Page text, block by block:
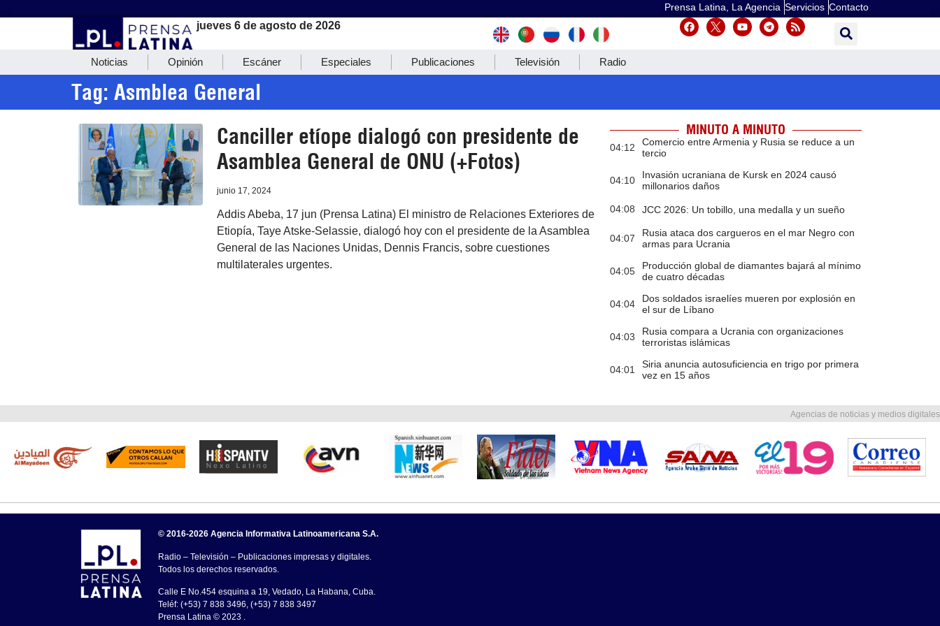
Prensa Latina, La Agencia Servicios Contacto
jueves 6 de agosto de 2026
Noticias Opinión Escáner Especiales Publicaciones Televisión Radio
Tag: Asmblea General
Canciller etíope dialogó con presidente de
Asamblea General de ONU (+Fotos)
junio 17, 2024
Addis Abeba, 17 jun (Prensa Latina) El ministro de Relaciones Exteriores de
Etiopía, Taye Atske-Selassie, dialogó hoy con el presidente de la Asamblea
General de las Naciones Unidas, Dennis Francis, sobre cuestiones
multilaterales urgentes.
MINUTO A MINUTO
04:12
Comercio entre Armenia y Rusia se reduce a un
tercio
04:10
Invasión ucraniana de Kursk en 2024 causó
millonarios daños
04:08 JCC 2026: Un tobillo, una medalla y un sueño
04:07
Rusia ataca dos cargueros en el mar Negro con
armas para Ucrania
04:05
Producción global de diamantes bajará al mínimo
de cuatro décadas
04:04
Dos soldados israelíes mueren por explosión en
el sur de Líbano
04:03
Rusia compara a Ucrania con organizaciones
terroristas islámicas
04:01
Siria anuncia autosuficiencia en trigo por primera
vez en 15 años
Agencias de noticias y medios digitales
© 2016-2026 Agencia Informativa Latinoamericana S.A.
Radio – Televisión – Publicaciones impresas y digitales.
Todos los derechos reservados.
Calle E No.454 esquina a 19, Vedado, La Habana, Cuba.
Teléf: (+53) 7 838 3496, (+53) 7 838 3497
Prensa Latina © 2023 .